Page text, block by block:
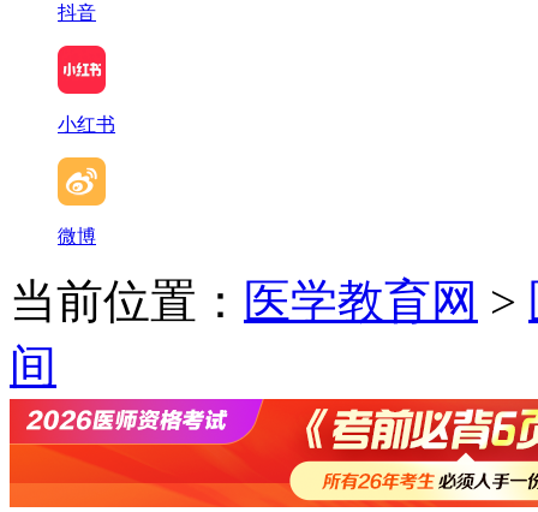
抖音
小红书
微博
当前位置： 医学教育网 >
间